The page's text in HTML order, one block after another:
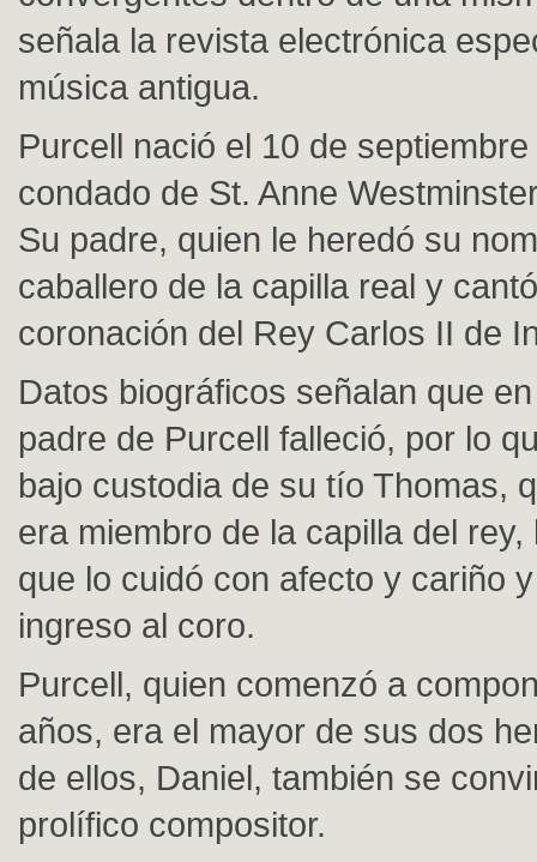
señala la revista electrónica
música antigua.
Purcell nació el 10 de
condado de St. Anne
Su padre, quien le heredó su
caballero de la capilla real y
coronación del Rey Carlos II de
Datos biográficos señalan que
padre de Purcell falleció, por lo
bajo custodia de su tío Thomas,
era miembro de la capilla del rey,
que lo cuidó con afecto y cariño
ingreso al coro.
Purcell, quien comenzó a
años, era el mayor de sus dos
de ellos, Daniel, también se
prolífico compositor.